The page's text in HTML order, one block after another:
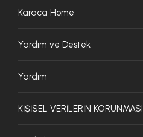
Karaca Home
Yardım ve Destek
Yardım
KİŞİSEL VERİLERİN KORUNMASI